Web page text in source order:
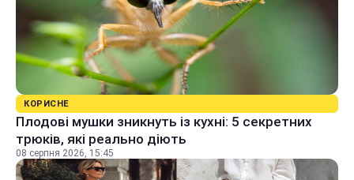
КОРИСНЕ
Плодові мушки зникнуть із кухні: 5 секретних
трюків, які реально діють
08 серпня 2026, 15:45